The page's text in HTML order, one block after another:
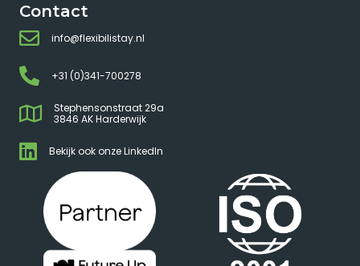
Contact
info@flexibilistay.nl
+31 (0)341-700278
Stephensonstraat 29a
3846 AK Harderwijk
Bekijk ook onze LinkedIn